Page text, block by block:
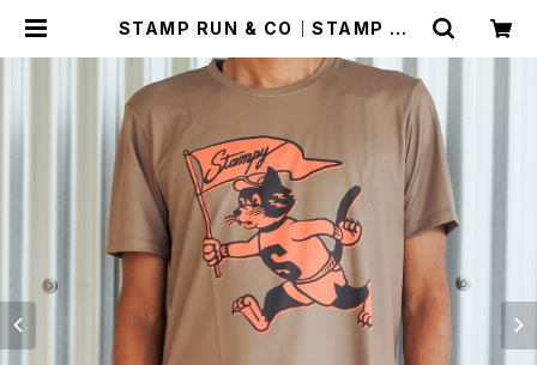
STAMP RUN & CO｜STAMP GR
Run!) | Run Ride Point